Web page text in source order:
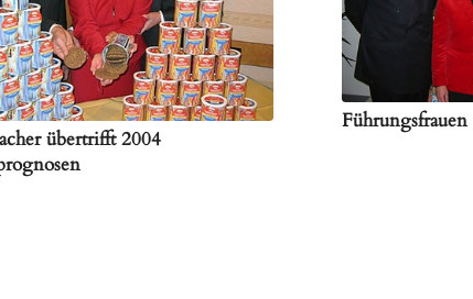
übertrifft 2004